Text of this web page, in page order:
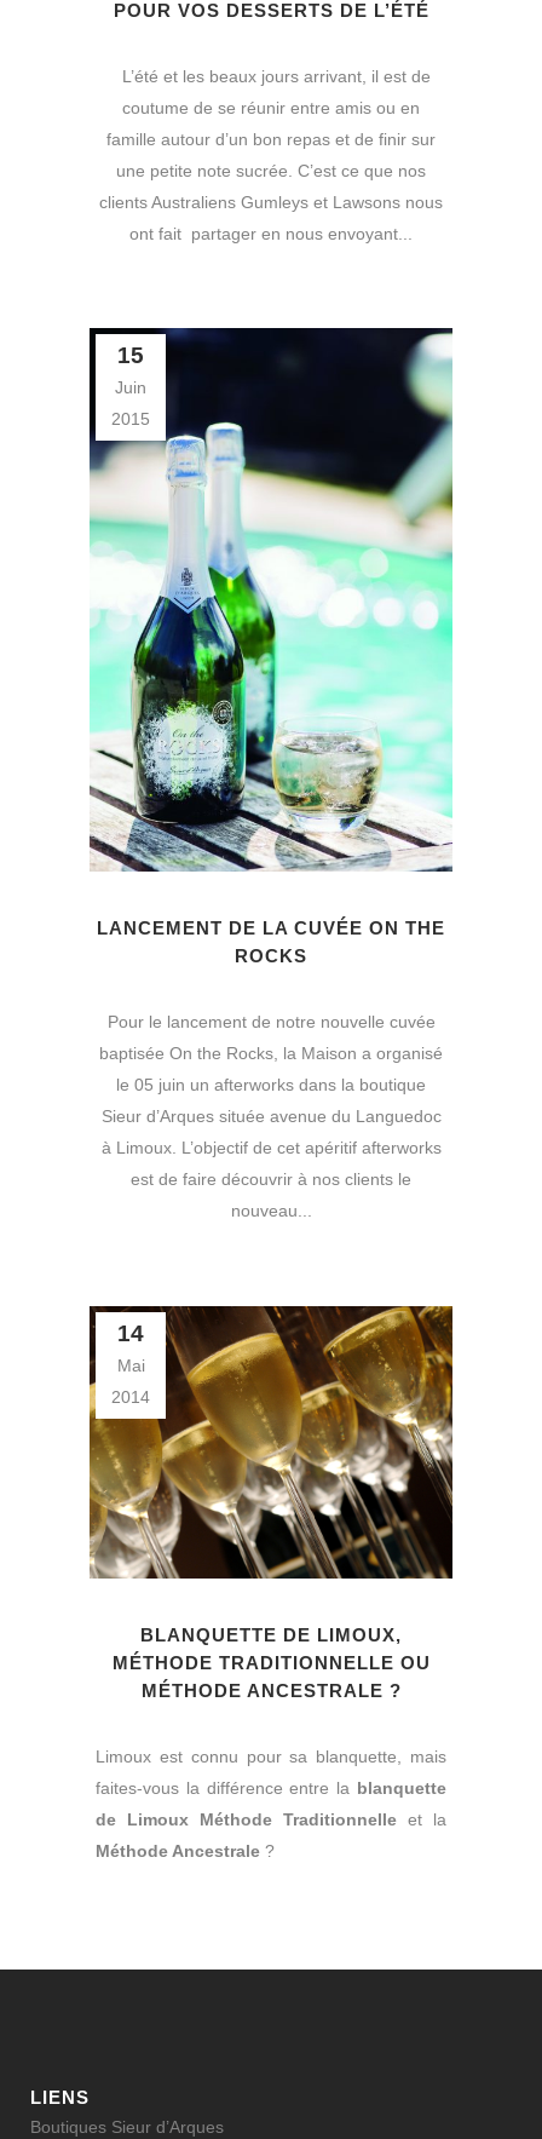
POUR VOS DESSERTS DE L’ÉTÉ
L’été et les beaux jours arrivant, il est de
coutume de se réunir entre amis ou en
famille autour d’un bon repas et de finir sur
une petite note sucrée. C’est ce que nos
clients Australiens Gumleys et Lawsons nous
ont fait partager en nous envoyant...
15
Juin
2015
LANCEMENT DE LA CUVÉE ON THE
ROCKS
Pour le lancement de notre nouvelle cuvée
baptisée On the Rocks, la Maison a organisé
le 05 juin un afterworks dans la boutique
Sieur d’Arques située avenue du Languedoc
à Limoux. L’objectif de cet apéritif afterworks
est de faire découvrir à nos clients le
nouveau...
14
Mai
2014
BLANQUETTE DE LIMOUX,
MÉTHODE TRADITIONNELLE OU
MÉTHODE ANCESTRALE ?
Limoux est connu pour sa blanquette, mais
faites-vous la différence entre la blanquette
de Limoux Méthode Traditionnelle et la
Méthode Ancestrale ?
LIENS
Boutiques Sieur d’Arques